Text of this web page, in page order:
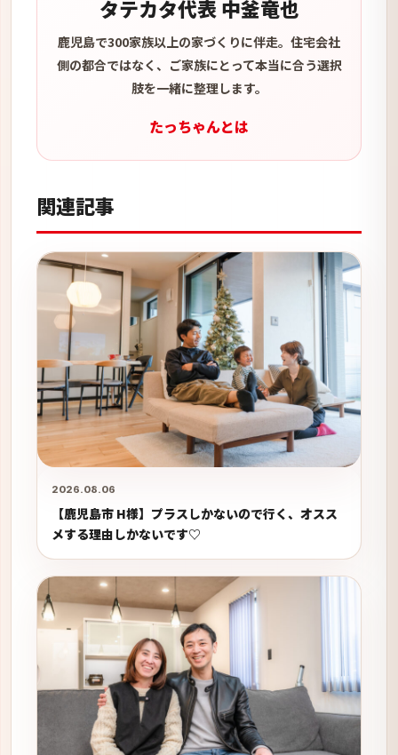
タテカタ代表 中釜竜也
鹿児島で300家族以上の家づくりに伴走。住宅会社
側の都合ではなく、ご家族にとって本当に合う選択
肢を一緒に整理します。
たっちゃんとは
関連記事
2026.08.06
【鹿児島市 H様】プラスしかないので行く、オスス
メする理由しかないです♡